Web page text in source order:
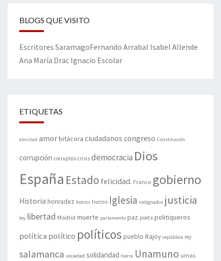
BLOGS QUE VISITO
Escritores SaramagoFernando Arrabal Isabel Allende
Ana María Drac Ignacio Escolar
ETIQUETAS
amistad amorbitácora ciudadanos congreso Constitución
corrupción corruptos crisis democracia Dios
España Estado felicidad. Franco gobierno
Historia honradez hotros hunos Iglesia indignados justicia
ley libertad Madrid muerte parlamento paz poeta politiqueros
política político políticos pueblo Rajoy república rey
salamanca sociedad solidaridad tierra Unamuno urnas